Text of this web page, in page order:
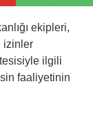
ekipleri,
izinler
ilgili
faaliyetinin